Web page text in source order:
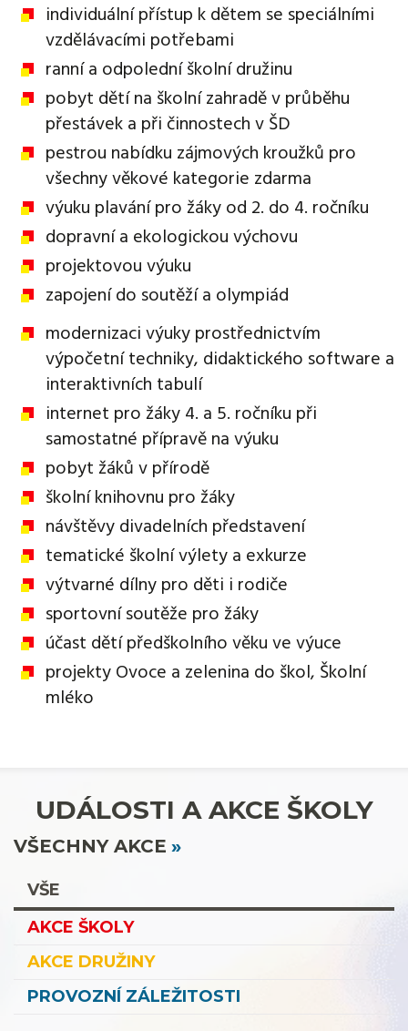
individuální přístup k dětem se speciálními
vzdělávacími potřebami
ranní a odpolední školní družinu
pobyt dětí na školní zahradě v průběhu
přestávek a při činnostech v ŠD
pestrou nabídku zájmových kroužků pro
všechny věkové kategorie zdarma
výuku plavání pro žáky od 2. do 4. ročníku
dopravní a ekologickou výchovu
projektovou výuku
zapojení do soutěží a olympiád
modernizaci výuky prostřednictvím
výpočetní techniky, didaktického software a
interaktivních tabulí
internet pro žáky 4. a 5. ročníku při
samostatné přípravě na výuku
pobyt žáků v přírodě
školní knihovnu pro žáky
návštěvy divadelních představení
tematické školní výlety a exkurze
výtvarné dílny pro děti i rodiče
sportovní soutěže pro žáky
účast dětí předškolního věku ve výuce
projekty Ovoce a zelenina do škol, Školní
mléko
UDÁLOSTI A AKCE ŠKOLY
VŠECHNY AKCE
VŠE
AKCE ŠKOLY
AKCE DRUŽINY
PROVOZNÍ ZÁLEŽITOSTI